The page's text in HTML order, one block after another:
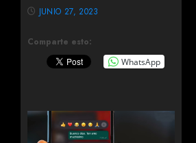
Comparte esto:
WhatsApp
JUNIO 27, 2023